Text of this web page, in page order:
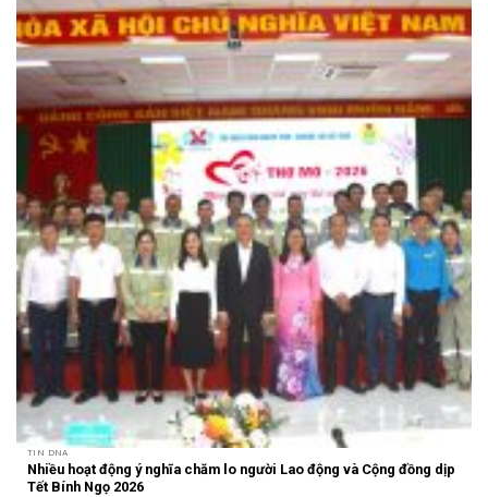
TIN DNA
Nhiều hoạt động ý nghĩa chăm lo người Lao động và Cộng đồng dịp
Tết Bính Ngọ 2026